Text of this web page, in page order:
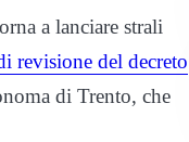
a lanciare strali
revisione del decreto
di Trento, che